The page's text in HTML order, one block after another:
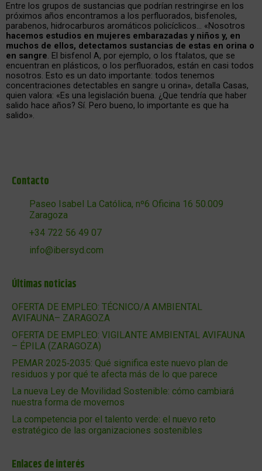
Entre los grupos de sustancias que podrían restringirse en los
próximos años encontramos a los perfluorados, bisfenoles,
parabenos, hidrocarburos aromáticos policíclicos… «Nosotros
hacemos estudios en mujeres embarazadas y niños y, en
muchos de ellos, detectamos sustancias de estas en orina o
en sangre. El bisfenol A, por ejemplo, o los ftalatos, que se
encuentran en plásticos, o los perfluorados, están en casi todos
nosotros. Esto es un dato importante: todos tenemos
concentraciones detectables en sangre u orina», detalla Casas,
quien valora: «Es una legislación buena. ¿Que tendría que haber
salido hace años? Sí. Pero bueno, lo importante es que ha
salido».
Contacto
Paseo Isabel La Católica, nº6 Oficina 16 50.009
Zaragoza
+34 722 56 49 07
info@ibersyd.com
Últimas noticias
OFERTA DE EMPLEO: TÉCNICO/A AMBIENTAL
AVIFAUNA– ZARAGOZA
OFERTA DE EMPLEO: VIGILANTE AMBIENTAL AVIFAUNA
– ÉPILA (ZARAGOZA)
PEMAR 2025‑2035: Qué significa este nuevo plan de
residuos y por qué te afecta más de lo que parece
La nueva Ley de Movilidad Sostenible: cómo cambiará
nuestra forma de movernos
La competencia por el talento verde: el nuevo reto
estratégico de las organizaciones sostenibles
Enlaces de interés